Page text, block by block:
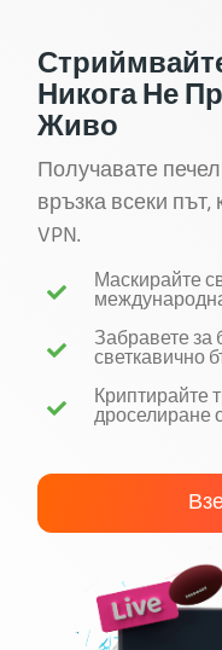
Блог
Поддръжка
Влез
Никога Не
Живо
Получавате
връзка всеки път,
VPN.
Маскирайте
Забравете
светкавично
Криптирайте
дроселиране